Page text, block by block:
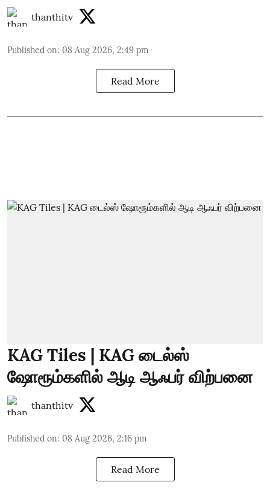
thanthitv
Published on: 08 Aug 2026, 2:49 pm
Read More
KAG Tiles | KAG டைல்ஸ்
ஷோரூம்களில் ஆடி ஆஃபர் விற்பனை
thanthitv
Published on: 08 Aug 2026, 2:16 pm
Read More